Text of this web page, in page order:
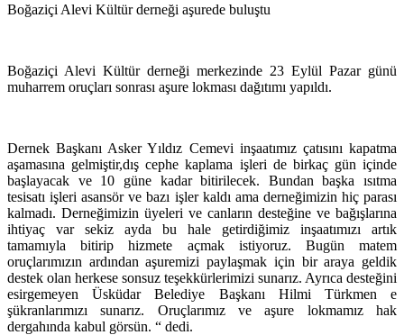
Boğaziçi Alevi Kültür derneği aşurede buluştu
Boğaziçi Alevi Kültür derneği merkezinde 23 Eylül Pazar günü
muharrem oruçları sonrası aşure lokması dağıtımı yapıldı.
Dernek Başkanı Asker Yıldız Cemevi inşaatımız çatısını kapatma
aşamasına gelmiştir,dış cephe kaplama işleri de birkaç gün içinde
başlayacak ve 10 güne kadar bitirilecek. Bundan başka ısıtma
tesisatı işleri asansör ve bazı işler kaldı ama derneğimizin hiç parası
kalmadı. Derneğimizin üyeleri ve canların desteğine ve bağışlarına
ihtiyaç var sekiz ayda bu hale getirdiğimiz inşaatımızı artık
tamamıyla bitirip hizmete açmak istiyoruz. Bugün matem
oruçlarımızın ardından aşuremizi paylaşmak için bir araya geldik
destek olan herkese sonsuz teşekkürlerimizi sunarız. Ayrıca desteğini
esirgemeyen Üsküdar Belediye Başkanı Hilmi Türkmen e
şükranlarımızı sunarız. Oruçlarımız ve aşure lokmamız hak
dergahında kabul görsün. “ dedi.